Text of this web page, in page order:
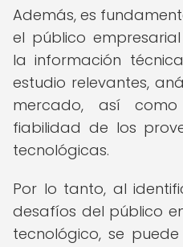
Además, es
el público
la información
estudio relevantes,
mercado, así
fiabilidad de los
tecnológicas.
Por lo tanto, al
desafíos del público
tecnológico, se